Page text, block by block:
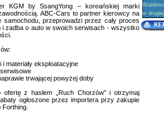
KGM by SsangYong – koreańskiej marki
ABC-Cars to partner kierowcy na
przeprowadzi przez cały proces
zadba o auto w swoich serwisach - wszystko
materiały eksploatacyjne
trwającej powyżej doby
z hasłem „Ruch Chorzów” i otrzymaj
ogłoszone przez importera przy zakupie
w